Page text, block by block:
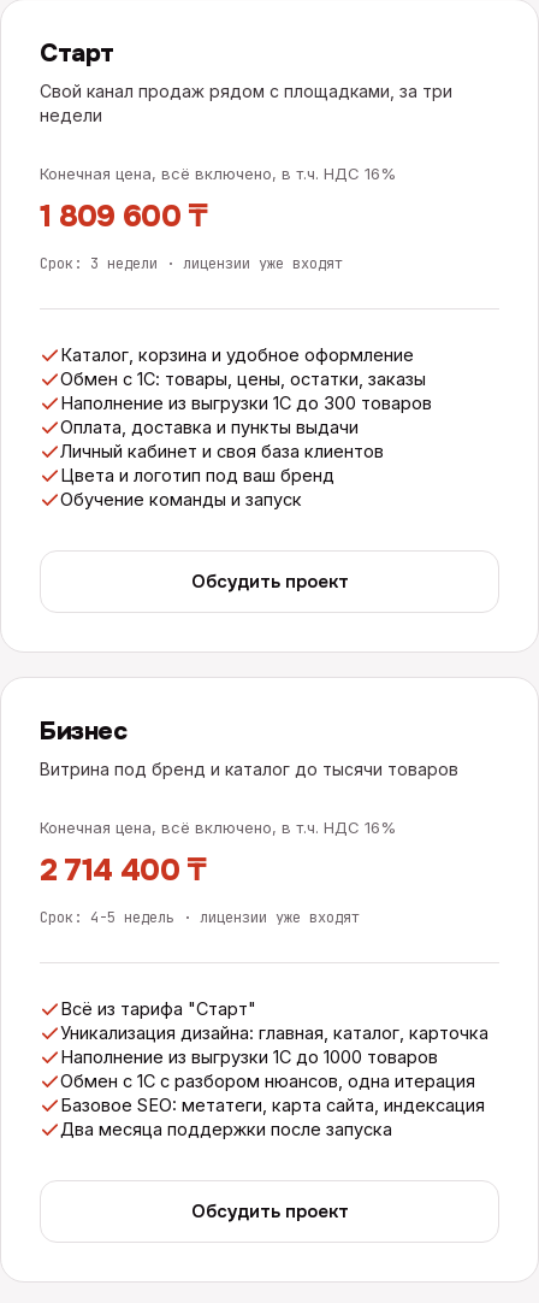
Старт
Свой канал продаж рядом с площадками, за три
недели
Конечная цена, всё включено, в т.ч. НДС 16%
1 809 600 ₸
Срок: 3 недели · лицензии уже входят
Каталог, корзина и удобное оформление
Обмен с 1С: товары, цены, остатки, заказы
Наполнение из выгрузки 1С до 300 товаров
Оплата, доставка и пункты выдачи
Личный кабинет и своя база клиентов
Цвета и логотип под ваш бренд
Обучение команды и запуск
Обсудить проект
Бизнес
Витрина под бренд и каталог до тысячи товаров
Конечная цена, всё включено, в т.ч. НДС 16%
2 714 400 ₸
Срок: 4-5 недель · лицензии уже входят
Всё из тарифа "Старт"
Уникализация дизайна: главная, каталог, карточка
Наполнение из выгрузки 1С до 1000 товаров
Обмен с 1С с разбором нюансов, одна итерация
Базовое SEO: метатеги, карта сайта, индексация
Два месяца поддержки после запуска
Обсудить проект